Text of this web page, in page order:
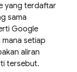
yang terdaftar
sama
Google
setiap
aliran
tersebut.